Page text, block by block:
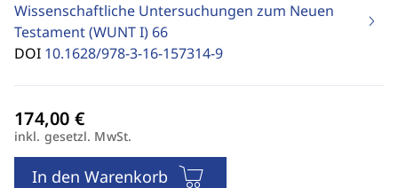
Wissenschaftliche Untersuchungen zum Neuen
Testament (WUNT I) 66
DOI 10.1628/978-3-16-157314-9
inkl. gesetzl. MwSt.
In den Warenkorb